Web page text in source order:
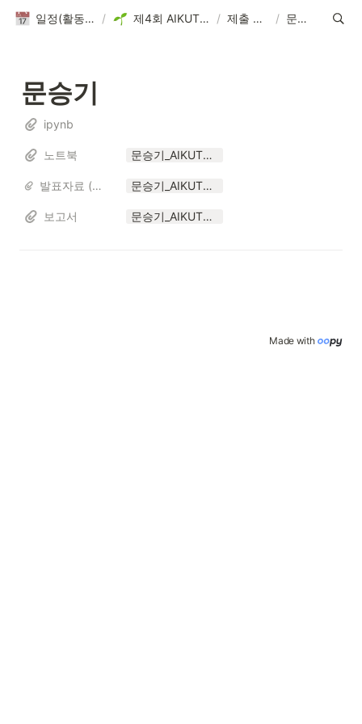
일정(활동 DB) / 제4회 AIKUTHON / 제출 파일 / 문승기
문승기
ipynb
노트북 문승기_AIKUTHON4.ipynb
발표자료 (해당자만) 문승기_AIKUTHON4.pptx
보고서 문승기_AIKUTHON4.pdf
Made with